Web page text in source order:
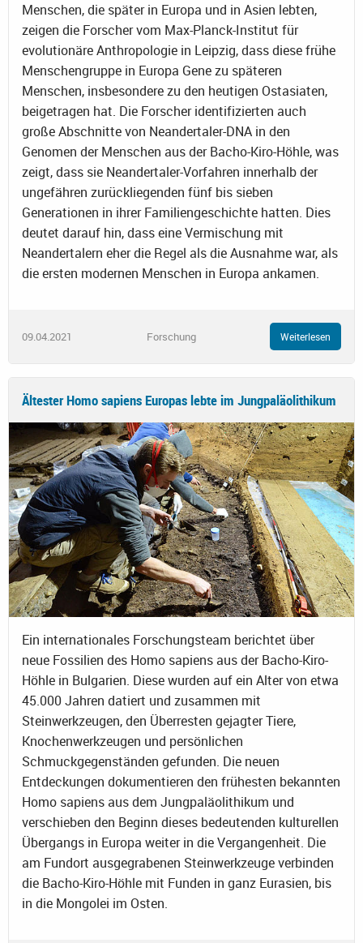
Menschen, die später in Europa und in Asien lebten,
zeigen die Forscher vom Max-Planck-Institut für
evolutionäre Anthropologie in Leipzig, dass diese frühe
Menschengruppe in Europa Gene zu späteren
Menschen, insbesondere zu den heutigen Ostasiaten,
beigetragen hat. Die Forscher identifizierten auch
große Abschnitte von Neandertaler-DNA in den
Genomen der Menschen aus der Bacho-Kiro-Höhle, was
zeigt, dass sie Neandertaler-Vorfahren innerhalb der
ungefähren zurückliegenden fünf bis sieben
Generationen in ihrer Familiengeschichte hatten. Dies
deutet darauf hin, dass eine Vermischung mit
Neandertalern eher die Regel als die Ausnahme war, als
die ersten modernen Menschen in Europa ankamen.
09.04.2021 Forschung Weiterlesen
Ältester Homo sapiens Europas lebte im Jungpaläolithikum
Ein internationales Forschungsteam berichtet über
neue Fossilien des Homo sapiens aus der Bacho-Kiro-
Höhle in Bulgarien. Diese wurden auf ein Alter von etwa
45.000 Jahren datiert und zusammen mit
Steinwerkzeugen, den Überresten gejagter Tiere,
Knochenwerkzeugen und persönlichen
Schmuckgegenständen gefunden. Die neuen
Entdeckungen dokumentieren den frühesten bekannten
Homo sapiens aus dem Jungpaläolithikum und
verschieben den Beginn dieses bedeutenden kulturellen
Übergangs in Europa weiter in die Vergangenheit. Die
am Fundort ausgegrabenen Steinwerkzeuge verbinden
die Bacho-Kiro-Höhle mit Funden in ganz Eurasien, bis
in die Mongolei im Osten.